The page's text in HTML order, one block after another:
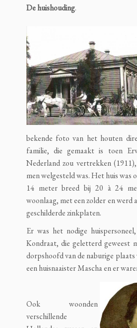
Dehuishouding.
bekende foto van het houten
familie, die gemaakt is toen
Nederland zou vertrekken
men welgesteld was. Het huis was
14 meter breed bij 20 à 24
woonlaag, met een zolder en werd
geschilderde zinkplaten.
Er was het nodige
Kondraat, die geletterd geweest
dorpshoofd van de naburige plaats
een huisnaaister Mascha en er
Ook woonden
verschillende